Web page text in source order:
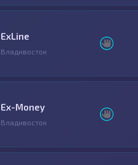
ExLine
Владивосток
Ex-Money
Владивосток